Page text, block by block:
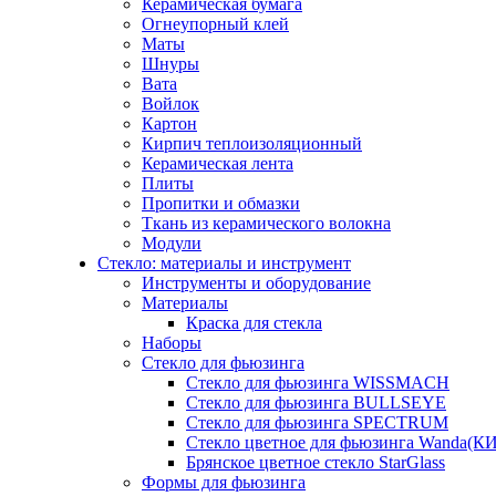
Керамическая бумага
Огнеупорный клей
Маты
Шнуры
Вата
Войлок
Картон
Кирпич теплоизоляционный
Керамическая лента
Плиты
Пропитки и обмазки
Ткань из керамического волокна
Модули
Стекло: материалы и инструмент
Инструменты и оборудование
Материалы
Краска для стекла
Наборы
Стекло для фьюзинга
Стекло для фьюзинга WISSMACH
Стекло для фьюзинга BULLSEYE
Стекло для фьюзинга SPECTRUM
Стекло цветное для фьюзинга
Брянское цветное стекло StarGlass
Формы для фьюзинга